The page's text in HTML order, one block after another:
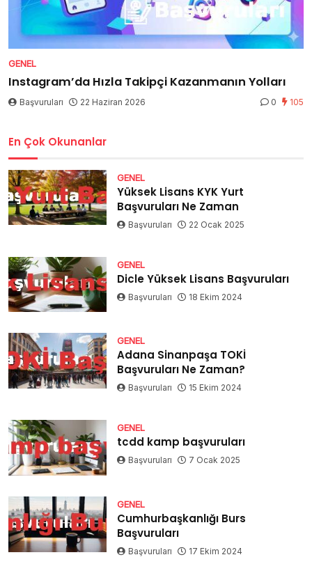
GENEL
Instagram’da Hızla Takipçi Kazanmanın Yolları
Başvuruları 22 Haziran 2026 0 105
En Çok Okunanlar
GENEL
Yüksek Lisans KYK Yurt
Başvuruları Ne Zaman
Başvuruları 22 Ocak 2025
GENEL
Dicle Yüksek Lisans Başvuruları
Başvuruları 18 Ekim 2024
GENEL
Adana Sinanpaşa TOKİ
Başvuruları Ne Zaman?
Başvuruları 15 Ekim 2024
GENEL
tcdd kamp başvuruları
Başvuruları 7 Ocak 2025
GENEL
Cumhurbaşkanlığı Burs
Başvuruları
Başvuruları 17 Ekim 2024